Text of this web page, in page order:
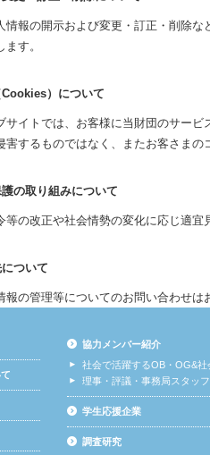
情報の開示および変更・訂正・削除
す。
Cookies）について
サイトでは、お客様に当財団のサー
害するものではなく、またお客さまの
の取り組みについて
等の改正や社会情勢の変化に応じ適宜
ついて
報の管理等についてのお問い合わせは
協力メンバー紹介
社会で活躍するOB・OG&社
理事・評議・事務局スタッフ
学生応援企業
調査研究